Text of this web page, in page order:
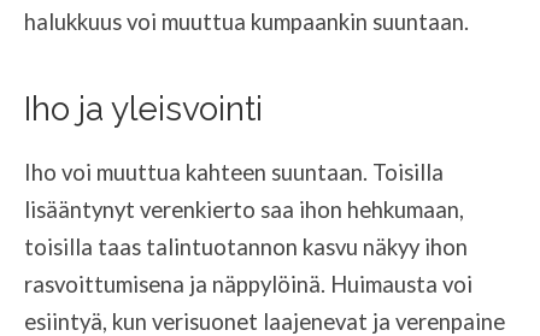
halukkuus voi muuttua kumpaankin suuntaan.
Iho ja yleisvointi
Iho voi muuttua kahteen suuntaan. Toisilla
lisääntynyt verenkierto saa ihon hehkumaan,
toisilla taas talintuotannon kasvu näkyy ihon
rasvoittumisena ja näppylöinä. Huimausta voi
esiintyä, kun verisuonet laajenevat ja verenpaine